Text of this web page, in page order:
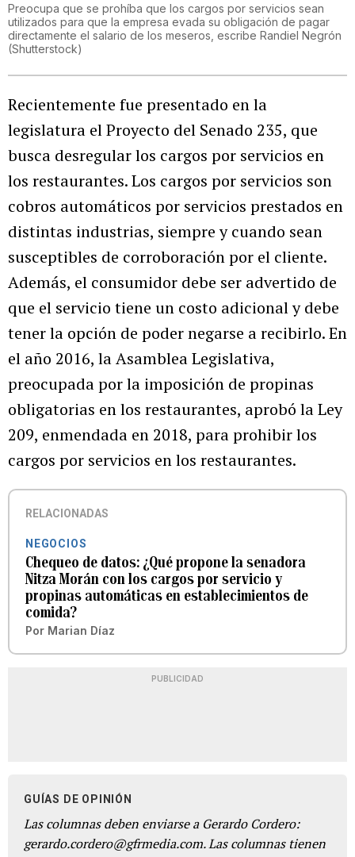
Preocupa que se prohíba que los cargos por servicios sean
utilizados para que la empresa evada su obligación de pagar
directamente el salario de los meseros, escribe Randiel Negrón
(Shutterstock)
Recientemente fue presentado en la
legislatura el Proyecto del Senado 235, que
busca desregular los cargos por servicios en
los restaurantes. Los cargos por servicios son
cobros automáticos por servicios prestados en
distintas industrias, siempre y cuando sean
susceptibles de corroboración por el cliente.
Además, el consumidor debe ser advertido de
que el servicio tiene un costo adicional y debe
tener la opción de poder negarse a recibirlo. En
el año 2016, la Asamblea Legislativa,
preocupada por la imposición de propinas
obligatorias en los restaurantes, aprobó la Ley
209, enmendada en 2018, para prohibir los
cargos por servicios en los restaurantes.
RELACIONADAS
NEGOCIOS
Chequeo de datos: ¿Qué propone la senadora
Nitza Morán con los cargos por servicio y
propinas automáticas en establecimientos de
comida?
Por Marian Díaz
PUBLICIDAD
GUÍAS DE OPINIÓN
Las columnas deben enviarse a Gerardo Cordero:
gerardo.cordero@gfrmedia.com. Las columnas tienen